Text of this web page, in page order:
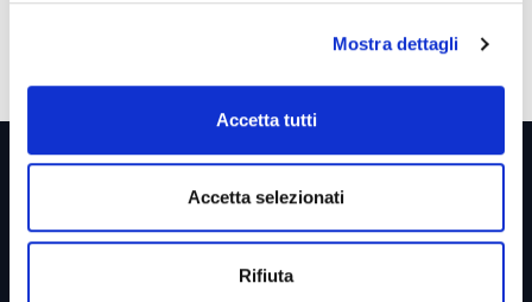
Mostra dettagli
Accetta tutti
Accetta selezionati
Rifiuta
Business Unit